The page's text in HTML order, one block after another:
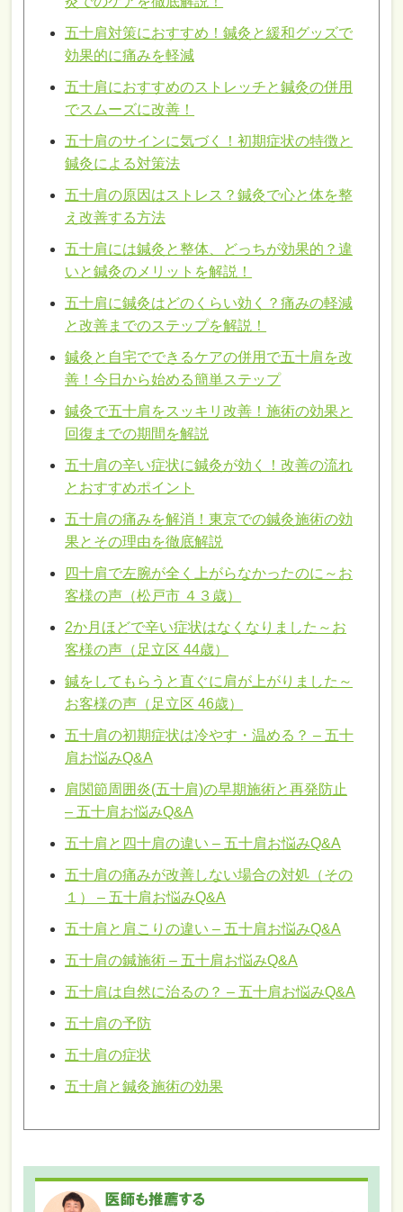
五十肩対策におすすめ！鍼灸と緩和グッズで
効果的に痛みを軽減
五十肩におすすめのストレッチと鍼灸の併用
でスムーズに改善！
五十肩のサインに気づく！初期症状の特徴と
鍼灸による対策法
五十肩の原因はストレス？鍼灸で心と体を整
え改善する方法
五十肩には鍼灸と整体、どっちが効果的？違
いと鍼灸のメリットを解説！
五十肩に鍼灸はどのくらい効く？痛みの軽減
と改善までのステップを解説！
鍼灸と自宅でできるケアの併用で五十肩を改
善！今日から始める簡単ステップ
鍼灸で五十肩をスッキリ改善！施術の効果と
回復までの期間を解説
五十肩の辛い症状に鍼灸が効く！改善の流れ
とおすすめポイント
五十肩の痛みを解消！東京での鍼灸施術の効
果とその理由を徹底解説
四十肩で左腕が全く上がらなかったのに～お
客様の声（松戸市 ４３歳）
2か月ほどで辛い症状はなくなりました～お
客様の声（足立区 44歳）
鍼をしてもらうと直ぐに肩が上がりました～
お客様の声（足立区 46歳）
五十肩の初期症状は冷やす・温める？ – 五十
肩お悩みQ&A
肩関節周囲炎(五十肩)の早期施術と再発防止
– 五十肩お悩みQ&A
五十肩と四十肩の違い – 五十肩お悩みQ&A
五十肩の痛みが改善しない場合の対処（その
１） – 五十肩お悩みQ&A
五十肩と肩こりの違い – 五十肩お悩みQ&A
五十肩の鍼施術 – 五十肩お悩みQ&A
五十肩は自然に治るの？ – 五十肩お悩みQ&A
五十肩の予防
五十肩の症状
五十肩と鍼灸施術の効果